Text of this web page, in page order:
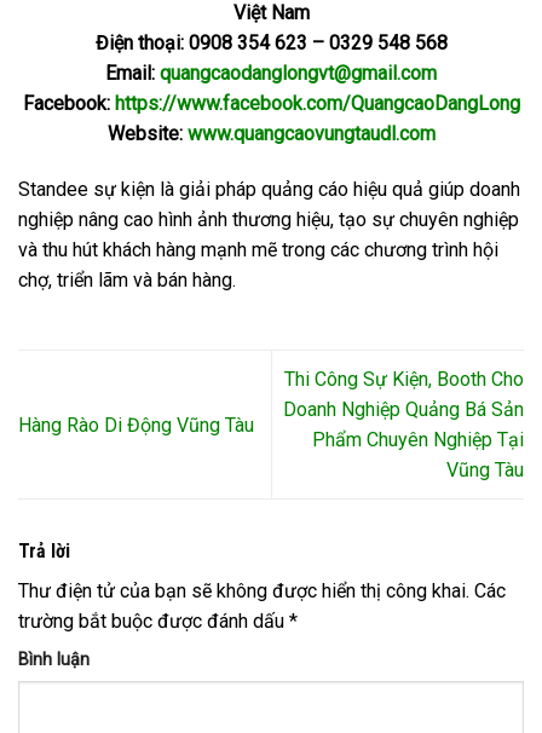
Việt Nam
Điện thoại: 0908 354 623 – 0329 548 568
Email: quangcaodanglongvt@gmail.com
Facebook: https://www.facebook.com/QuangcaoDangLong
Website: www.quangcaovungtaudl.com
Standee sự kiện là giải pháp quảng cáo hiệu quả giúp doanh
nghiệp nâng cao hình ảnh thương hiệu, tạo sự chuyên nghiệp
và thu hút khách hàng mạnh mẽ trong các chương trình hội
chợ, triển lãm và bán hàng.
Hàng Rào Di Động Vũng Tàu
Thi Công Sự Kiện, Booth Cho
Doanh Nghiệp Quảng Bá Sản
Phẩm Chuyên Nghiệp Tại
Vũng Tàu
Trả lời
Thư điện tử của bạn sẽ không được hiển thị công khai. Các
trường bắt buộc được đánh dấu *
Bình luận